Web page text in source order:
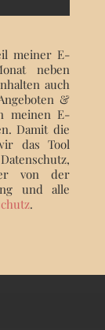
meiner E-
neben
auch
&
meinen E-
Damit die
das Tool
von der
und alle
.